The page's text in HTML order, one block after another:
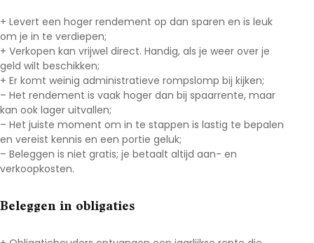
+ Levert een hoger rendement op dan sparen en is leuk
om je in te verdiepen;
+ Verkopen kan vrijwel direct. Handig, als je weer over je
geld wilt beschikken;
+ Er komt weinig administratieve rompslomp bij kijken;
– Het rendement is vaak hoger dan bij spaarrente, maar
kan ook lager uitvallen;
– Het juiste moment om in te stappen is lastig te bepalen
en vereist kennis en een portie geluk;
– Beleggen is niet gratis; je betaalt altijd aan- en
verkoopkosten.
Beleggen in obligaties